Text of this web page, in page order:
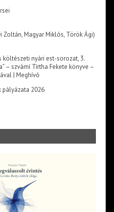
Magyar Miklós, Török Ági)
költészeti nyári est-sorozat, 3.
– szvámí Tírtha Fekete könyve –
| Meghívó
2026